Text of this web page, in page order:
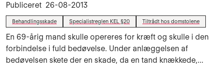
Publiceret 26-08-2013
Behandlingsskade Specialistreglen KEL §20 Tiltrådt hos domstolene
En 69-årig mand skulle opereres for kræft og skulle i den
forbindelse i fuld bedøvelse. Under anlæggelsen af
bedøvelsen skete der en skade, da en tand knækkede,...